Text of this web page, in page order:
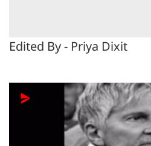
Edited By - Priya Dixit